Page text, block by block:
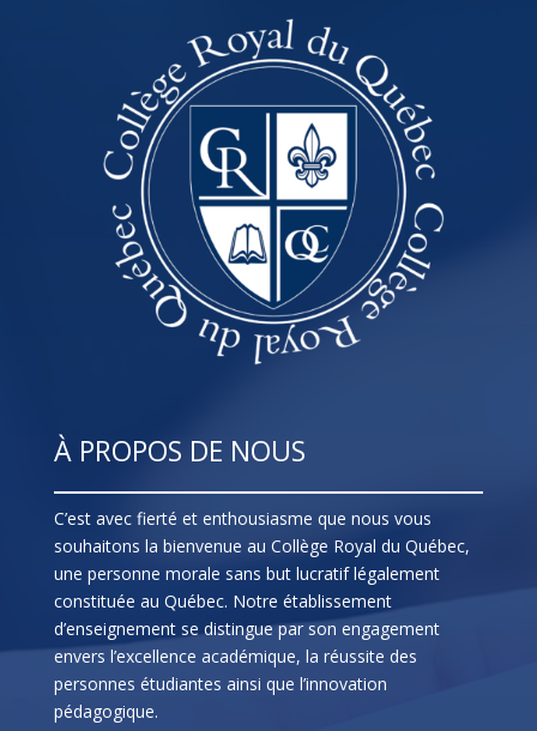
À PROPOS DE NOUS
C’est avec fierté et enthousiasme que nous vous
souhaitons la bienvenue au Collège Royal du Québec,
une personne morale sans but lucratif légalement
constituée au Québec. Notre établissement
d’enseignement se distingue par son engagement
envers l’excellence académique, la réussite des
personnes étudiantes ainsi que l’innovation
pédagogique.